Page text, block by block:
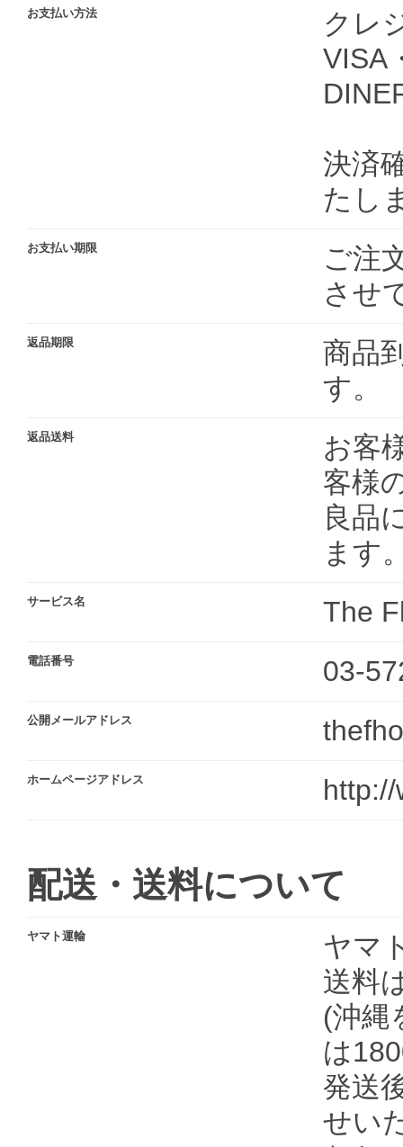
お支払い方法
クレ
VISA
決済
たし
お支払い期限
ご注
させ
返品期限
商品
す。
返品送料
お客
客様
良品
ます
サービス名 The
電話番号 03-
公開メールアドレス
ホームページアドレス
配送・送料について
ヤマト運輸
ヤマ
送料
(沖縄
は
発送
せい